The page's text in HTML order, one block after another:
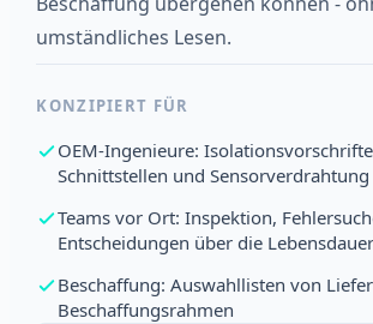
umständliches Lesen.
KONZIPIERT FÜR
OEM-Ingenieure:
Schnittstellen und Sensorverdrahtung
Teams vor Ort: Inspektion,
Entscheidungen über die Lebensdauer
Beschaffung: Auswahllisten von
Beschaffungsrahmen